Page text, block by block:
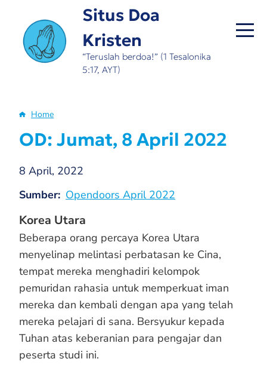
main
content
Situs Doa
Kristen
“Teruslah berdoa!” (1 Tesalonika
5:17, AYT)
Breadcrumb
Home
OD: Jumat, 8 April 2022
8 April, 2022
Sumber Opendoors April 2022
Korea Utara
Beberapa orang percaya Korea Utara
menyelinap melintasi perbatasan ke Cina,
tempat mereka menghadiri kelompok
pemuridan rahasia untuk memperkuat iman
mereka dan kembali dengan apa yang telah
mereka pelajari di sana. Bersyukur kepada
Tuhan atas keberanian para pengajar dan
peserta studi ini.